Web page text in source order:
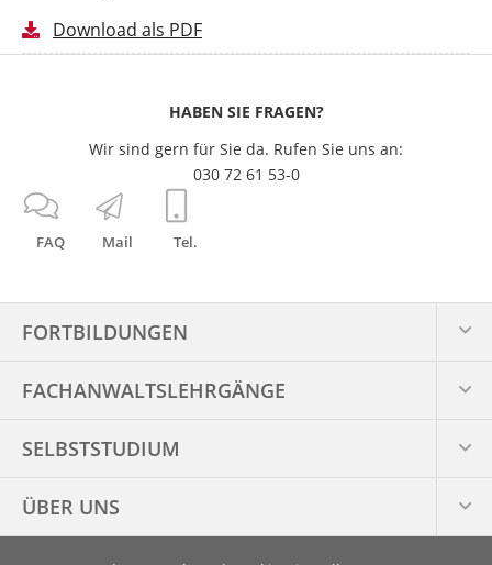
Download als PDF
FAQ Mail Tel.
HABEN SIE FRAGEN?
Wir sind gern für Sie da. Rufen Sie uns an:
030 72 61 53-0
FORTBILDUNGEN
FACHANWALTS­LEHRGÄNGE
SELBSTSTUDIUM
ÜBER UNS